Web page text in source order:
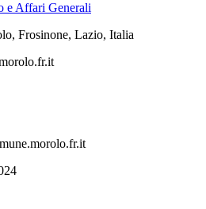
e Affari Generali
Frosinone, Lazio, Italia